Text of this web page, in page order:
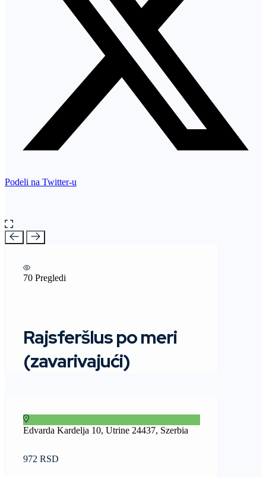
Podeli na Twitter-u
70 Pregledi
Rajsferšlus po meri
(zavarivajući)
Edvarda Kardelja 10, Utrine 24437, Szerbia
972 RSD